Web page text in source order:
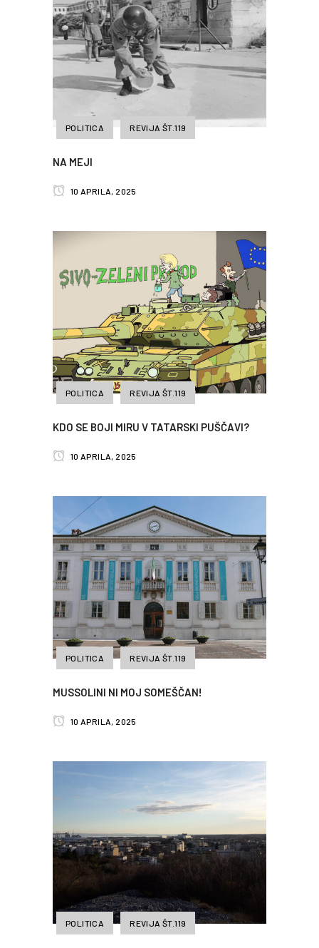
POLITICA REVIJA ŠT.119
NA MEJI
10 APRILA, 2025
POLITICA REVIJA ŠT.119
KDO SE BOJI MIRU V TATARSKI PUŠČAVI?
10 APRILA, 2025
POLITICA REVIJA ŠT.119
MUSSOLINI NI MOJ SOMEŠČAN!
10 APRILA, 2025
POLITICA REVIJA ŠT.119